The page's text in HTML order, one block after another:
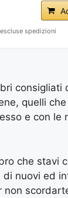
spedizioni
consigliati
quelli
e con le
che stavi
di nuovi ed
non